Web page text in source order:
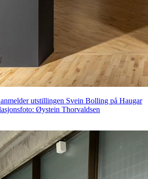
utstillingen Svein Bolling på Haugar
Øystein Thorvaldsen